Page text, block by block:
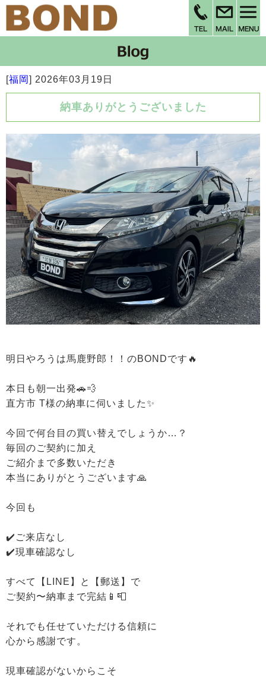
[福岡] 2026年03月19日
納車ありがとうございました
明日やろうは馬鹿野郎！！のBONDです🔥
本日も朝一出発🚗💨
直方市 T様の納車に伺いました✨
今回で何台目の買い替えでしょうか…？
毎回のご契約に加え
ご紹介まで多数いただき
本当にありがとうございます🙏
今回も
✔️ご来店なし
✔️現車確認なし
すべて【LINE】と【郵送】で
ご契約〜納車まで完結📱📮
それでも任せていただける信頼に
心から感謝です。
現車確認がないからこそ